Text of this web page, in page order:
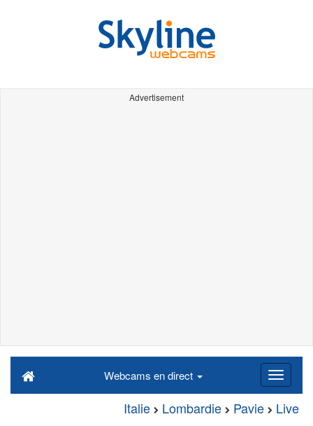
Advertisement
Webcams en direct
Italie Lombardie Pavie Live